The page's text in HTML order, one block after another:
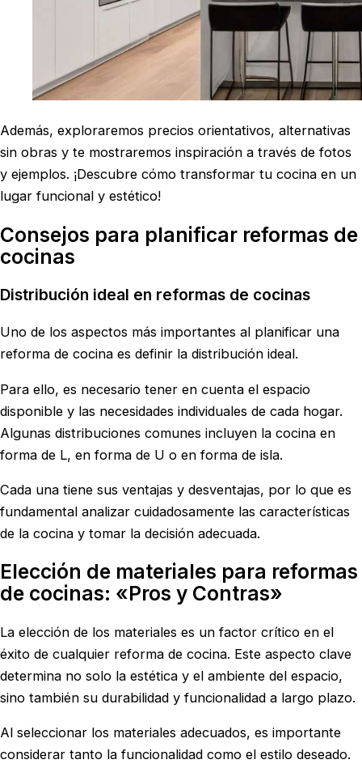
Además, exploraremos precios orientativos, alternativas
sin obras y te mostraremos inspiración a través de fotos
y ejemplos. ¡Descubre cómo transformar tu cocina en un
lugar funcional y estético!
Consejos para planificar reformas de
cocinas
Distribución ideal en reformas de cocinas
Uno de los aspectos más importantes al planificar una
reforma de cocina es definir la distribución ideal.
Para ello, es necesario tener en cuenta el espacio
disponible y las necesidades individuales de cada hogar.
Algunas distribuciones comunes incluyen la cocina en
forma de L, en forma de U o en forma de isla.
Cada una tiene sus ventajas y desventajas, por lo que es
fundamental analizar cuidadosamente las características
de la cocina y tomar la decisión adecuada.
Elección de materiales para reformas
de cocinas: «Pros y Contras»
La elección de los materiales es un factor crítico en el
éxito de cualquier reforma de cocina. Este aspecto clave
determina no solo la estética y el ambiente del espacio,
sino también su durabilidad y funcionalidad a largo plazo.
Al seleccionar los materiales adecuados, es importante
considerar tanto la funcionalidad como el estilo deseado.